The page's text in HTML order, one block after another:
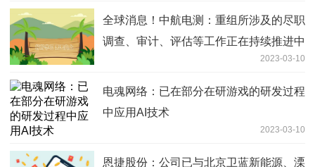
全球消息！中航电测：重组所涉及的尽职
调查、审计、评估等工作正在持续推进中
2023-03-10
电魂网络：已在部分在研游戏的研发过程
中应用AI技术
2023-03-10
恩捷股份：公司已与北京卫蓝新能源、溧